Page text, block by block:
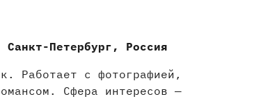
Петербург, Россия
Работает с фотографией,
Сфера интересов —